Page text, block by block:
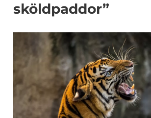
sköldpaddor”